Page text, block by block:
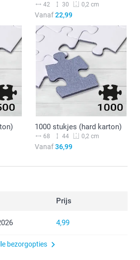
42 30 0,2 cm
Vanaf22,99
1000 stukjes (hard karton)
68 44 0,2 cm
Vanaf36,99
Prijs
4,99
bezorgopties